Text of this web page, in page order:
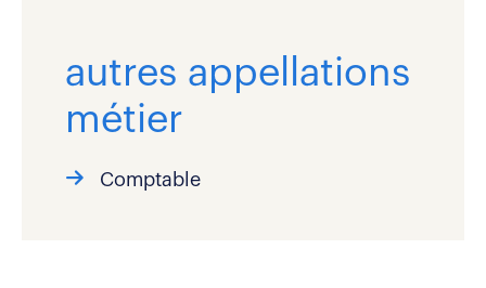
autres appellations
métier
Comptable